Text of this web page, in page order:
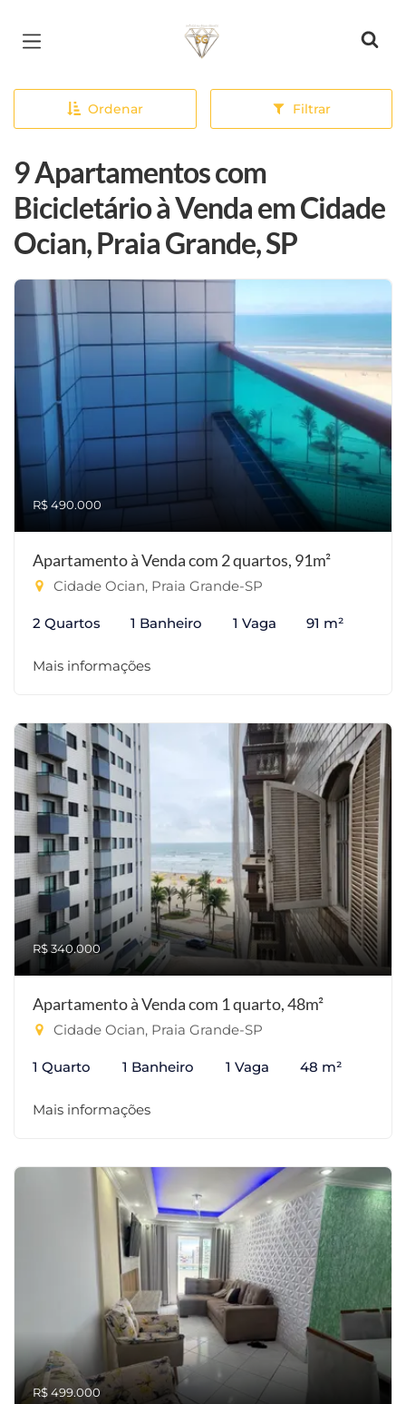
Página inicial
Ordenar Filtrar
9 Apartamentos com
Bicicletário à Venda em Cidade
Ocian, Praia Grande, SP
R$ 490.000
Apartamento à Venda com 2 quartos, 91m²
Cidade Ocian, Praia Grande-SP
2 Quartos 1 Banheiro 1 Vaga 91 m²
Mais informações
R$ 340.000
Apartamento à Venda com 1 quarto, 48m²
Cidade Ocian, Praia Grande-SP
1 Quarto 1 Banheiro 1 Vaga 48 m²
Mais informações
R$ 499.000